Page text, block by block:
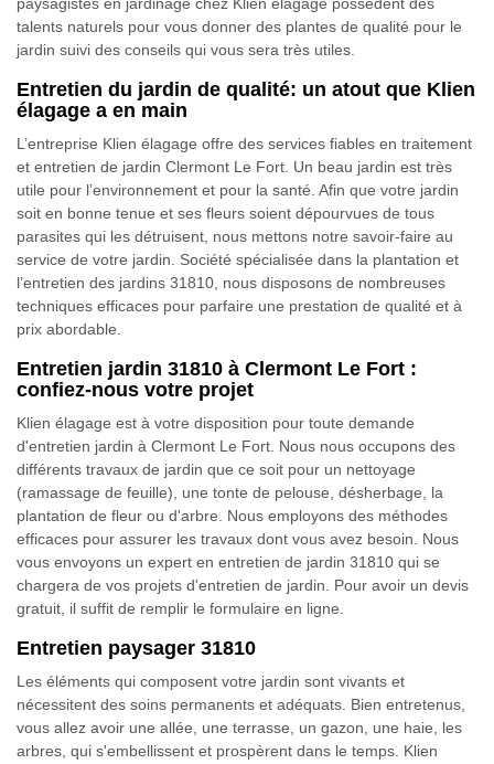
talents naturels pour vous donner des plantes de qualité pour le
jardin suivi des conseils qui vous sera très utiles.
Entretien du jardin de qualité: un atout que Klien
élagage a en main
L’entreprise Klien élagage offre des services fiables en traitement
et entretien de jardin Clermont Le Fort. Un beau jardin est très
utile pour l’environnement et pour la santé. Afin que votre jardin
soit en bonne tenue et ses fleurs soient dépourvues de tous
parasites qui les détruisent, nous mettons notre savoir-faire au
service de votre jardin. Société spécialisée dans la plantation et
l’entretien des jardins 31810, nous disposons de nombreuses
techniques efficaces pour parfaire une prestation de qualité et à
prix abordable.
Entretien jardin 31810 à Clermont Le Fort :
confiez-nous votre projet
Klien élagage est à votre disposition pour toute demande
d'entretien jardin à Clermont Le Fort. Nous nous occupons des
différents travaux de jardin que ce soit pour un nettoyage
(ramassage de feuille), une tonte de pelouse, désherbage, la
plantation de fleur ou d'arbre. Nous employons des méthodes
efficaces pour assurer les travaux dont vous avez besoin. Nous
vous envoyons un expert en entretien de jardin 31810 qui se
chargera de vos projets d'entretien de jardin. Pour avoir un devis
gratuit, il suffit de remplir le formulaire en ligne.
Entretien paysager 31810
Les éléments qui composent votre jardin sont vivants et
nécessitent des soins permanents et adéquats. Bien entretenus,
vous allez avoir une allée, une terrasse, un gazon, une haie, les
arbres, qui s'embellissent et prospèrent dans le temps. Klien